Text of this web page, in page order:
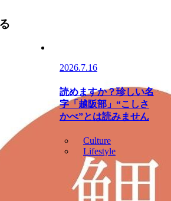
2026.7.16
読めますか？珍しい名
字「越阪部」“こしさ
かべ”とは読みません
Culture
Lifestyle